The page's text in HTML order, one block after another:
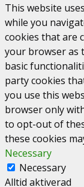
This website
while you
cookies that are
your browser as
basic
party cookies
you use this
browser only
to opt-out of
these cookies
Necessary
Necessary
Alltid aktiverad